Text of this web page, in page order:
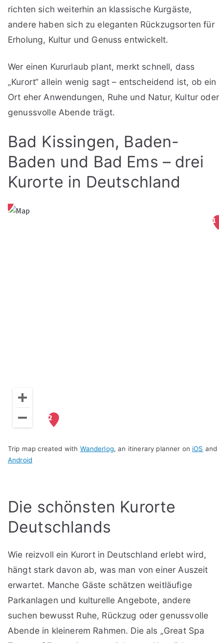
richten sich weiterhin an klassische Kurgäste,
andere haben sich zu eleganten Rückzugsorten für
Erholung, Kultur und Genuss entwickelt.
Wer einen Kururlaub plant, merkt schnell, dass
„Kurort“ allein wenig sagt – entscheidend ist, ob ein
Ort eher Anwendungen, Ruhe und Natur, Kultur oder
genussvolle Abende trägt.
Bad Kissingen, Baden-
Baden und Bad Ems – drei
Kurorte in Deutschland
Trip map created with Wanderlog, an itinerary planner on iOS and
Android
Die schönsten Kurorte
Deutschlands
Wie reizvoll ein Kurort in Deutschland erlebt wird,
hängt stark davon ab, was man von einer Auszeit
erwartet. Manche Gäste schätzen weitläufige
Parkanlagen und kulturelle Angebote, andere
suchen bewusst Ruhe, Rückzug oder genussvolle
Abende in kleinerem Rahmen. Die als „Great Spa